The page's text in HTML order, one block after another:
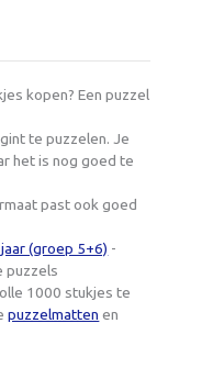
kopen? Een puzzel
te puzzelen. Je
het is nog goed te
past ook goed
(groep 5+6) -
puzzels
1000 stukjes te
puzzelmatten en